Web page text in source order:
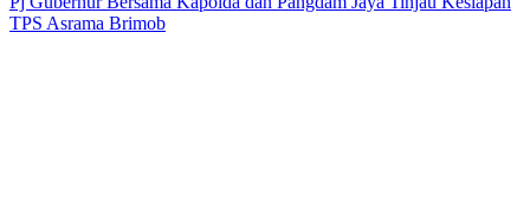
TPS Asrama Brimob